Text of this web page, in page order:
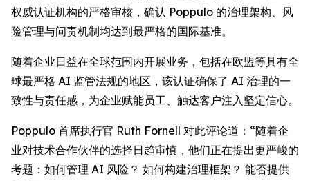
权威认证机构的严格审核，确认 Poppulo 的治理架构、风
险管理与问责机制均达到最严格的国际基准。
随着企业日益在全球范围内开展业务，包括在欧盟等具有全
球最严格 AI 监管法规的地区，该认证确保了 AI 治理的一
致性与责任感，为企业赋能员工、触达客户注入坚定信心。
Poppulo 首席执行官 Ruth Fornell 对此评论道：“随着企
业对技术合作伙伴的选择日趋审慎，他们正在提出更严峻的
考题：如何管理 AI 风险？ 如何构建治理框架？ 能否提供